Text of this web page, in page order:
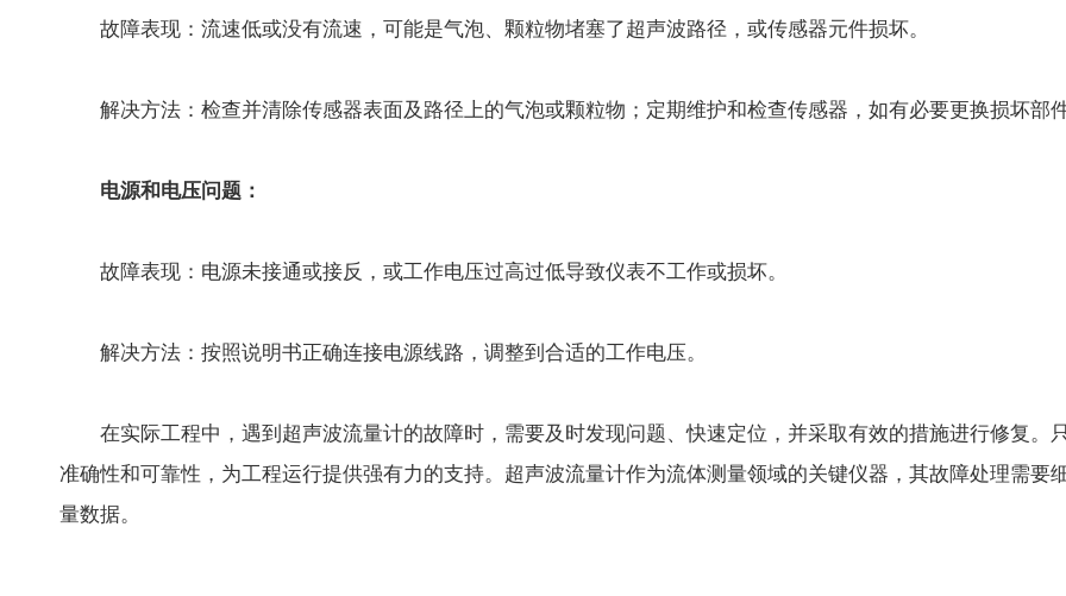
故障表现：流速低或没有流速，可能是气泡、颗粒物堵塞了超声波路径，或传感器元件损坏。
解决方法：检查并清除传感器表面及路径上的气泡或颗粒物；定期维护和检查传感器，如有必要更换损坏部件
电源和电压问题：
故障表现：电源未接通或接反，或工作电压过高过低导致仪表不工作或损坏。
解决方法：按照说明书正确连接电源线路，调整到合适的工作电压。
在实际工程中，遇到超声波流量计的故障时，需要及时发现问题、快速定位，并采取有效的措施进行修复。
准确性和可靠性，为工程运行提供强有力的支持。超声波流量计作为流体测量领域的关键仪器，其故障处理需
量数据。